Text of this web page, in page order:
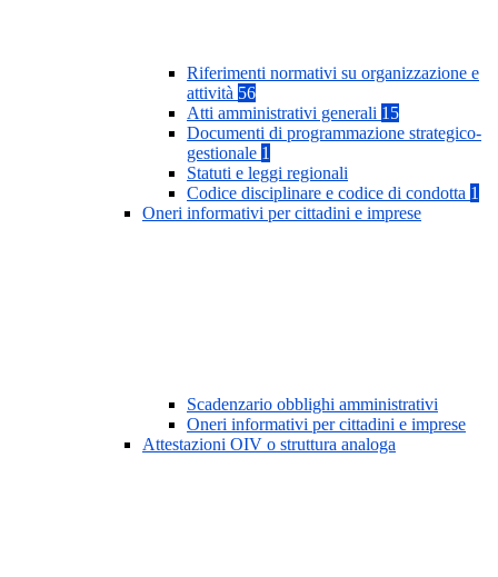
Riferimenti normativi su organizzazione e
attività 56
Atti amministrativi generali 15
Documenti di programmazione strategico-
gestionale 1
Statuti e leggi regionali
Codice disciplinare e codice di condotta 1
Oneri informativi per cittadini e imprese
Scadenzario obblighi amministrativi
Oneri informativi per cittadini e imprese
Attestazioni OIV o struttura analoga